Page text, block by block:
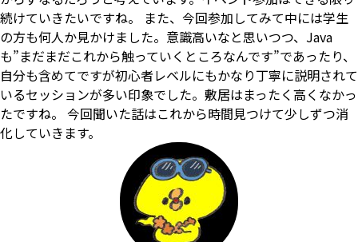
続けていきたいですね。 また、今回参加してみて中には学生
の方も何人か見かけました。意識高いなと思いつつ、Java
も”まだまだこれから触っていくところなんです”であったり、
自分も含めてですが初心者レベルにもかなり丁寧に説明されて
いるセッションが多い印象でした。敷居はまったく高くなかっ
たですね。 今回聞いた話はこれから時間見つけて少しずつ消
化していきます。